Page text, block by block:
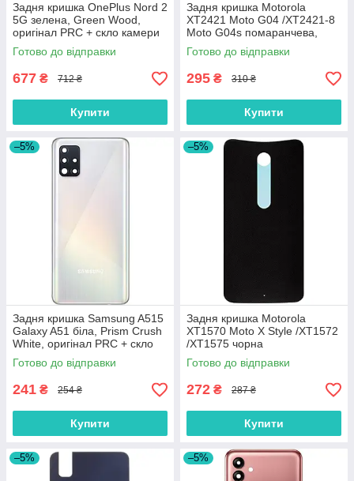
Задня кришка OnePlus Nord 2
5G зелена, Green Wood,
оригінал PRC + скло камери
Готово до відправки
677 ₴ 712 ₴
Купити
Задня кришка Motorola
XT2421 Moto G04 /XT2421-8
Moto G04s помаранчева,
Sunrise Orange, оригінал
PRC
Готово до відправки
295 ₴ 310 ₴
Купити
–5%
Задня кришка Samsung A515
Galaxy A51 біла, Prism Crush
White, оригінал PRC + скло
камери
Готово до відправки
241 ₴ 254 ₴
Купити
–5%
Задня кришка Motorola
XT1570 Moto X Style /XT1572
/XT1575 чорна
Готово до відправки
272 ₴ 287 ₴
Купити
–5% –5%